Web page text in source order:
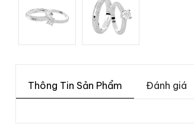
Thông Tin Sản Phẩm Đánh giá